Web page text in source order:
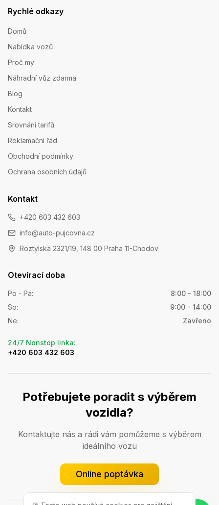
Rychlé odkazy
Domů
Nabídka vozů
Proč my
Náhradní vůz zdarma
Blog
Kontakt
Srovnání tarifů
Reklamační řád
Obchodní podmínky
Ochrana osobních údajů
Kontakt
+420 603 432 603
info@auto-pujcovna.cz
Roztylská 2321/19, 148 00 Praha 11-Chodov
Otevírací doba
Po - Pá:
8:00 - 18:00
So:
9:00 - 14:00
Ne: Zavřeno
24/7 Nonstop linka:
+420 603 432 603
Potřebujete poradit s výběrem
vozidla?
Kontaktujte nás a rádi vám pomůžeme s výběrem
ideálního vozu
Online poptávka